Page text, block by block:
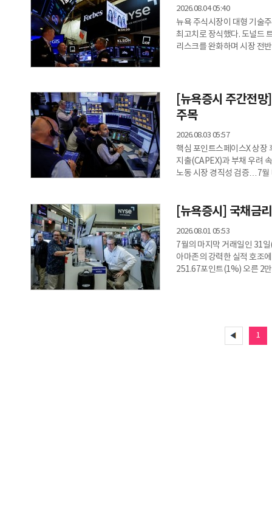
기록했다.이날 시장
2026.08.04 05:40
뉴욕 주식시장이 대형 기술
최고치로 장식했다. 도널드
리스크를 완화하며 시장 전
(2.13%) 급등한 2만
최고점과 불과 0.3%
[뉴욕증시 주간전
주목
2026.08.03 05:57
핵심 포인트스페이스X 상장
지출(CAPEX)과 부채 우려
노동 시장 경직성 검증…7월
틈도 없이 더 까다로운 시
[뉴욕증시] 국채금
2026.08.01 05:53
7월의 마지막 거래일인 31
아마존의 강력한 실적 호조
251.67포인트(1%) 오른 2
경신했고, 30년
1